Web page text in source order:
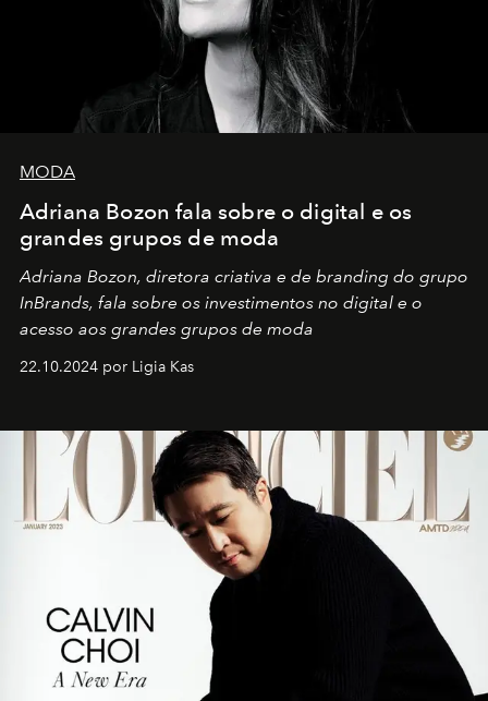
MODA
Adriana Bozon fala sobre o digital e os
grandes grupos de moda
Adriana Bozon, diretora criativa e de branding do grupo
InBrands, fala sobre os investimentos no digital e o
acesso aos grandes grupos de moda
22.10.2024 por Ligia Kas